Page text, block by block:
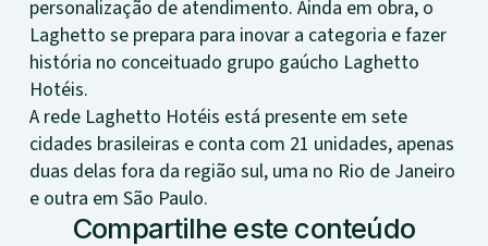
personalização de atendimento. Ainda em obra, o
Laghetto se prepara para inovar a categoria e fazer
história no conceituado grupo gaúcho Laghetto
Hotéis.
A rede Laghetto Hotéis está presente em sete
cidades brasileiras e conta com 21 unidades, apenas
duas delas fora da região sul, uma no Rio de Janeiro
e outra em São Paulo.
Compartilhe este conteúdo